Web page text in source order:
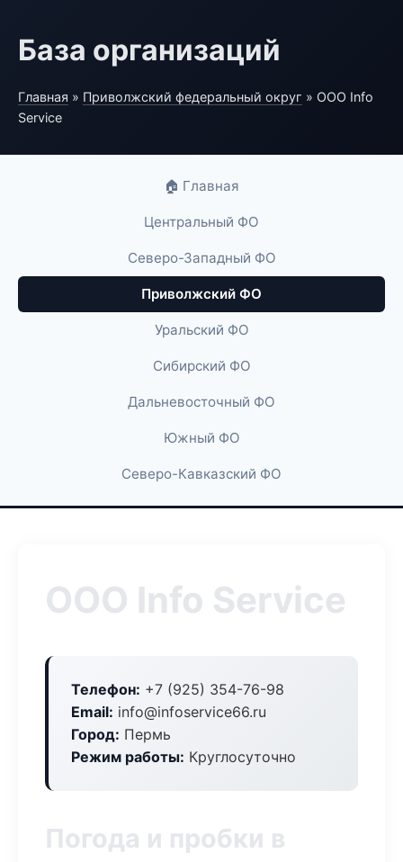
База организаций
Главная » Приволжский федеральный округ » ООО Info
Service
🏠 Главная
Центральный ФО
Северо-Западный ФО
Приволжский ФО
Уральский ФО
Сибирский ФО
Дальневосточный ФО
Южный ФО
Северо-Кавказский ФО
ООО Info Service
Телефон: +7 (925) 354-76-98
Email: info@infoservice66.ru
Город: Пермь
Режим работы: Круглосуточно
Погода и пробки в